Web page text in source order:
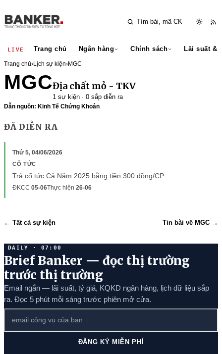
LIVE Trang chủ Ngân hàng Chính sách Lãi suất &
Trang chủ›Lịch sự kiện›MGC
MGCĐịa chất mỏ - TKV
1 sự kiện · 0 sắp diễn ra
Dẫn nguồn: Kinh Tế Chứng Khoán
ĐÃ DIỄN RA
Thứ 5, 04/06/2026
CỔ TỨC
Trả cổ tức Cả Năm 2025 bằng tiền 300 đồng/CP
ĐKCC 05-06Thực hiện 26-06
← Tất cả sự kiện Tin bài về MGC →
DAILY · 07:00
Brief Banker — đọc thị trường
trước thị trường
Email ngắn — lãi suất, tỷ giá, KQKD ngân hàng, lịch dữ liệu sắp
ra. Đọc 5 phút mỗi sáng trước phiên mở cửa.
ĐĂNG KÝ MIỄN PHÍ